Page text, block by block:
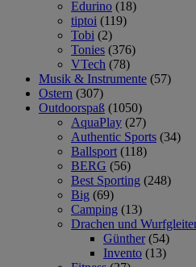
Edurino (18)
tiptoi (119)
Tobi (2)
Tonies (376)
VTech (78)
Musik & Instrumente (57)
Ostern (307)
Outdoorspaß (1050)
AquaPlay (27)
Authentic Sports (34)
Ballsport (118)
BERG (56)
Best Sporting (248)
Big (69)
Camping (13)
Drachen und
Günther (54)
Invento (13)